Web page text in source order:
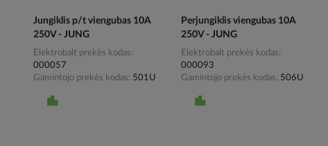
Jungiklis p/t viengubas 10A
250V - JUNG
Elektrobalt prekės kodas
000057
Gamintojo prekės kodas
501U
Perjungiklis viengubas 10A
250V - JUNG
Elektrobalt prekės kodas
000093
Gamintojo prekės kodas
506U